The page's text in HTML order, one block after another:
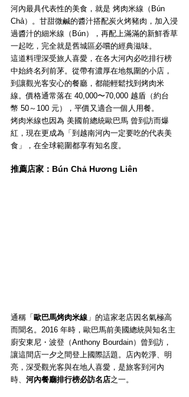
河內最具代表性的美食，就是 烤肉米線（Bún
Chả）。甘甜微鹹的醬汁搭配炭火烤豬肉，加入浸
過醬汁的細米線（Bún），再配上滿滿的新鮮香草
一起吃，完全就是舊城區必嚐的經典滋味。
這道料理深受旅人喜愛，在各大河內必吃排行榜
中始終名列前茅。從帶有濃厚在地氛圍的小店，
到讓觀光客安心的餐廳，都能輕鬆找到烤肉米
線。價格通常落在 40,000〜70,000 越盾（約台
幣 50～100 元），平價又適合一個人用餐。
烤肉米線也因為 美國前總統歐巴馬 曾到訪而爆
紅，現在更成為「到越南河內一定要吃的代表美
食」，在全球範圍都享有知名度。
推薦店家：Bún Chả Hương Liên
通稱「 歐巴馬烤肉米線 」的這家老店因名氣極高
而聞名。2016 年時，歐巴馬前美國總統與知名主
廚安東尼・波登（Anthony Bourdain）曾到訪，
讓這間店一夕之間登上國際話題。店內乾淨、明
亮，深受觀光客與在地人喜愛，是旅客到河內
時、 河內餐廳排行榜必訪名店之一。